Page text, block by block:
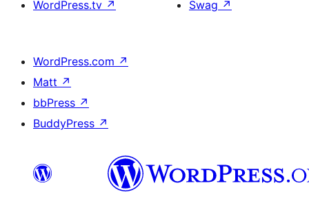
WordPress.tv ↗
Swag ↗
WordPress.com ↗
Matt ↗
bbPress ↗
BuddyPress ↗